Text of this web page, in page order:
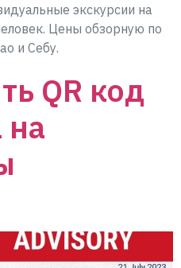
экскурсии на
Цены обзорную по
и Себу.
QR код
на